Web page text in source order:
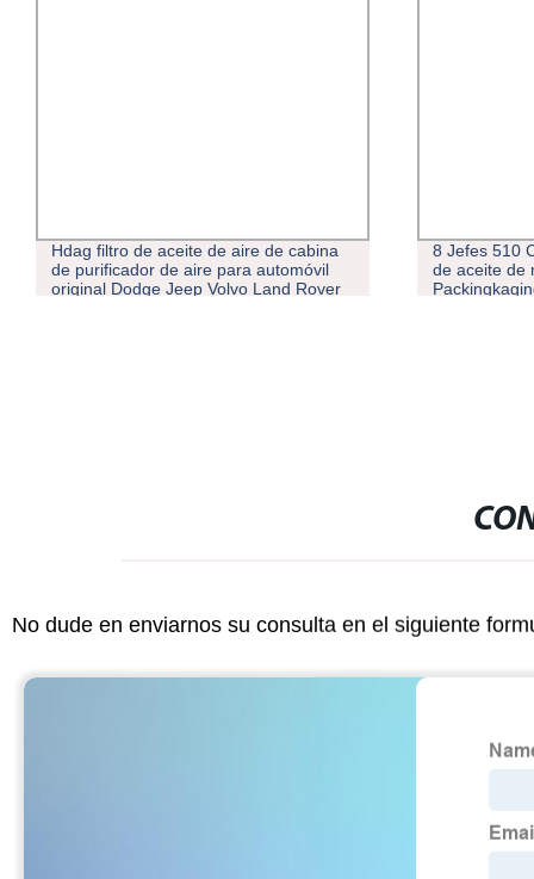
Hdag filtro de aceite de aire de cabina
de purificador de aire para automóvil
original Dodge Jeep Volvo Land Rover
8 Jefes 510
de aceite de
No dude en enviarnos su consulta en el siguiente